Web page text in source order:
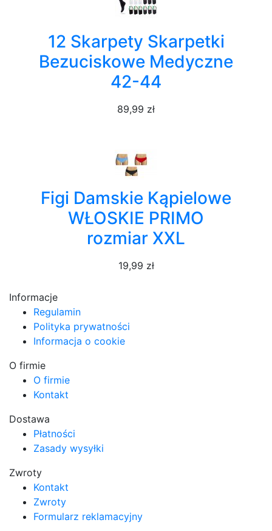
12 Skarpety Skarpetki
Bezuciskowe Medyczne
42-44
89,99 zł
Figi Damskie Kąpielowe
WŁOSKIE PRIMO
rozmiar XXL
19,99 zł
Informacje
Regulamin
Polityka prywatności
Informacja o cookie
O firmie
O firmie
Kontakt
Dostawa
Płatności
Zasady wysyłki
Zwroty
Kontakt
Zwroty
Formularz reklamacyjny